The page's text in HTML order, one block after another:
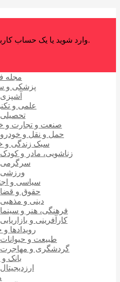
وارد شوید یا یک حساب کاربری جدید ایجاد کنید.
مجله
پزشکی و
آشپزی
علمی و
تحصیلی
صنعت و تجارت و
حمل و نقل و خودرو
سبک زندگی و
زناشویی، مادر و کودک
سرگرمی
ورزشی
سیاسی و
حقوق و قضا
دینی و مذهبی
فرهنگی، هنر و سینما
کارآفرینی و بازاریابی
رویدادها
طبیعت و حیوانات
گردشگری و مهاجرت
بانک
ارزدیجیتال